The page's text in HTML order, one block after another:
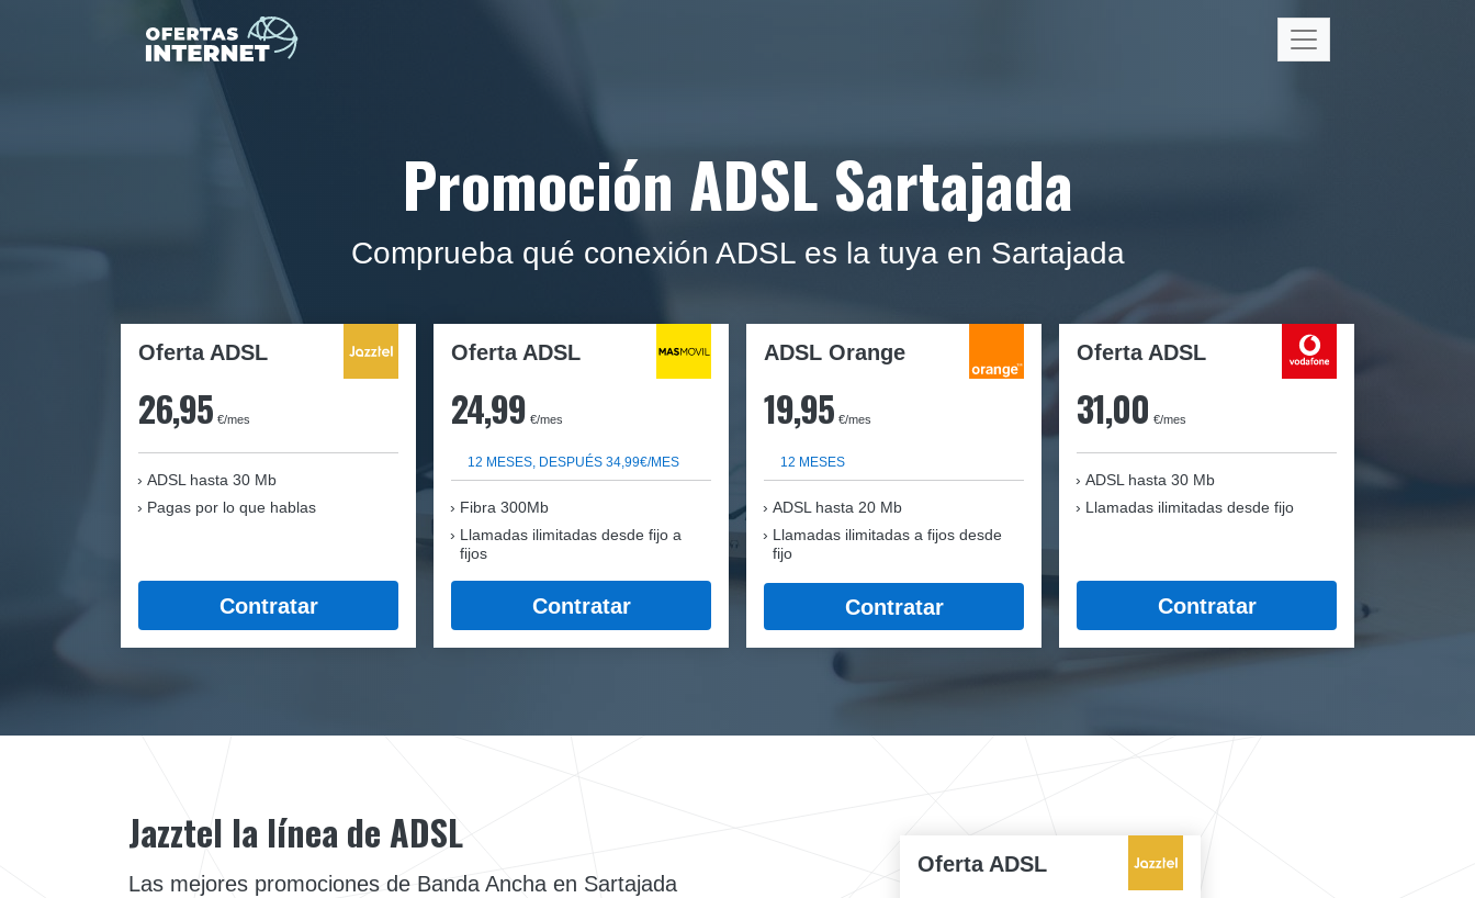
Promoción ADSL Sartajada
Comprueba qué conexión ADSL es la tuya en Sartajada
Oferta ADSL
26,95 €/mes
ADSL hasta 30 Mb
Pagas por lo que hablas
Contratar
Oferta ADSL
24,99 €/mes
12 MESES, DESPUÉS 34,99€/MES
Fibra 300Mb
Llamadas ilimitadas desde fijo a
fijos
Contratar
ADSL Orange
19,95 €/mes
12 MESES
ADSL hasta 20 Mb
Llamadas ilimitadas a fijos desde
fijo
Contratar
Oferta ADSL
31,00 €/mes
ADSL hasta 30 Mb
Llamadas ilimitadas desde fijo
Contratar
Oferta ADSL
Jazztel la línea de ADSL
Las mejores promociones de Banda Ancha en Sartajada